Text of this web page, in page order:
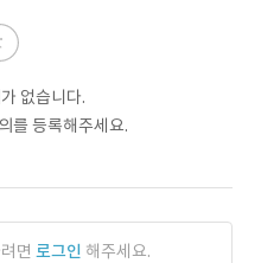
없습니다.
를 등록해주세요.
면 로그인 해주세요.